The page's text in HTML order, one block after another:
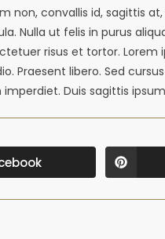
non, convallis id, sagittis
Nulla ut felis in purus
risus et tortor.
Praesent libero. Sed
Duis sagittis